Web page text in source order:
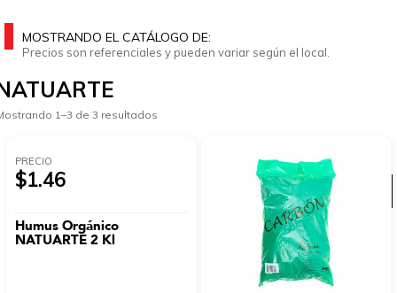
Ver categorías
MOSTRANDO EL CATÁLOGO DE:
Precios son referenciales y pueden variar según el local.
1–3 de 3 resultados
PRECIO
$1.46
Humus Orgánico
NATUARTE 2 Kl